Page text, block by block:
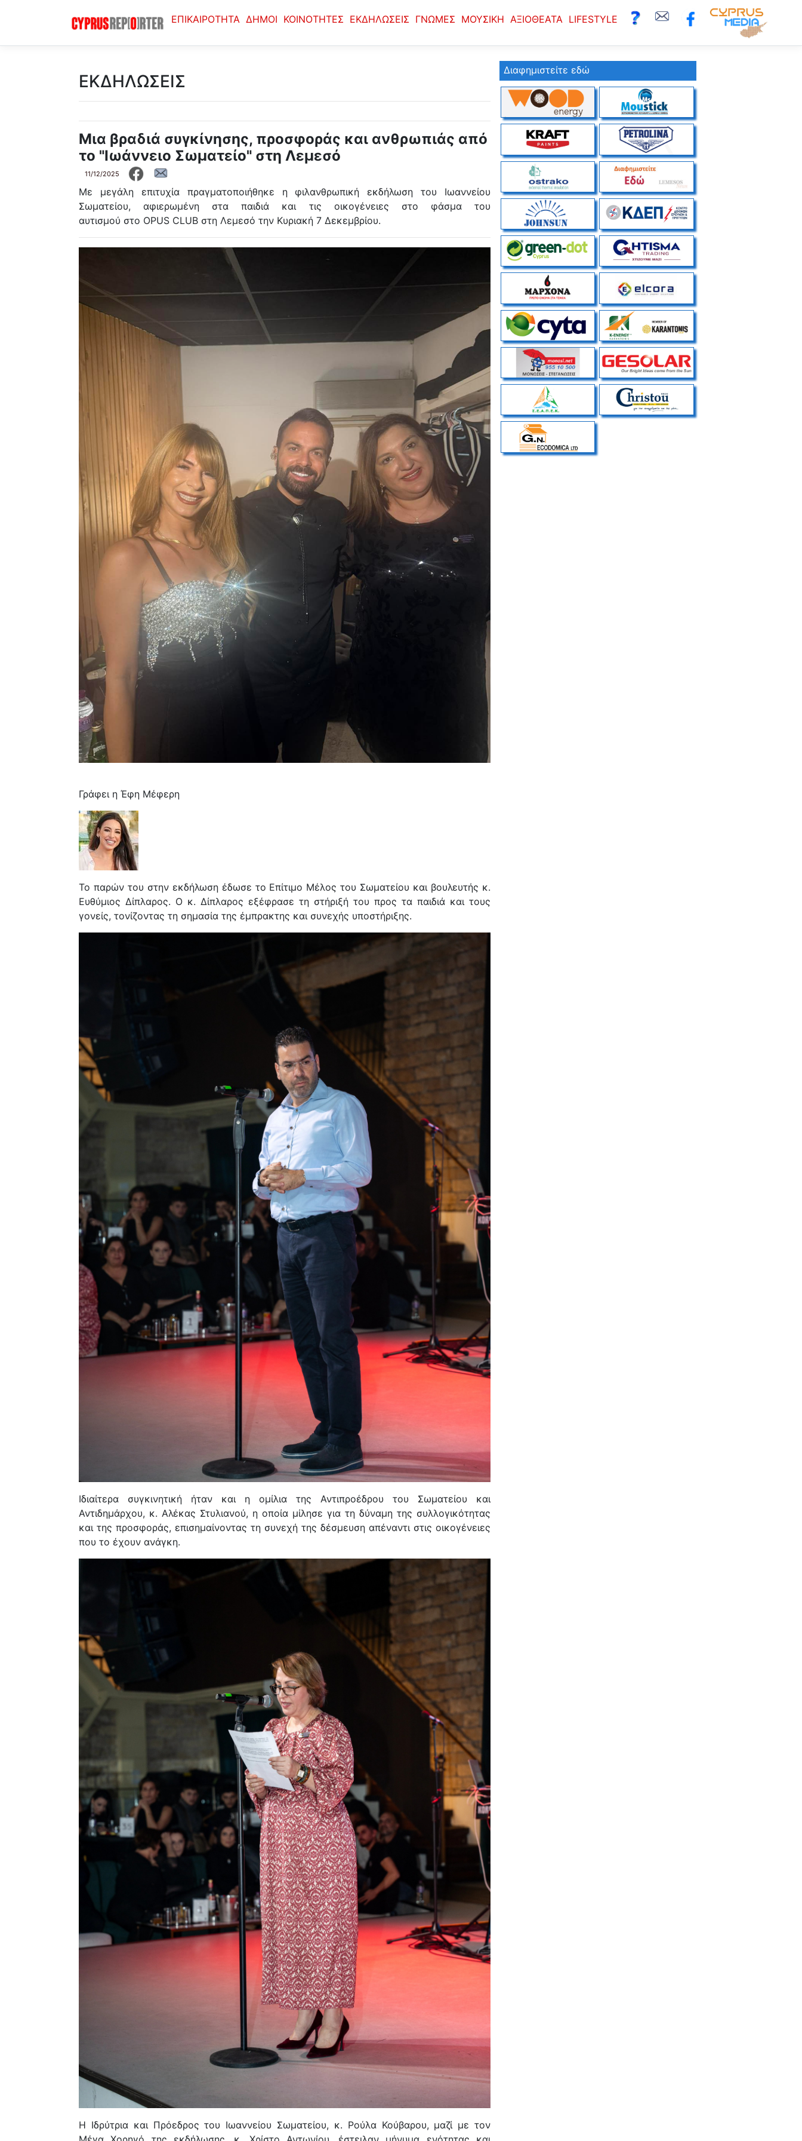
ΕΠΙΚΑΙΡΟΤΗΤΑ ΔΗΜΟΙ ΚΟΙΝΟΤΗΤΕΣ ΕΚΔΗΛΩΣΕΙΣ ΓΝΩΜΕΣ ΜΟΥΣΙΚΗ ΑΞΙΟΘΕΑΤΑ LIFESTYLE
ΕΚΔΗΛΩΣΕΙΣ
Μια βραδιά συγκίνησης, προσφοράς και ανθρωπιάς από
το "Ιωάννειο Σωματείο" στη Λεμεσό
11/12/2025
Με μεγάλη επιτυχία πραγματοποιήθηκε η φιλανθρωπική εκδήλωση του Ιωαννείου
Σωματείου, αφιερωμένη στα παιδιά και τις οικογένειες στο φάσμα του
αυτισμού στο OPUS CLUB στη Λεμεσό την Κυριακή 7 Δεκεμβρίου.
Γράφει η Έφη Μέφερη
Το παρών του στην εκδήλωση έδωσε το Επίτιμο Μέλος του Σωματείου και βουλευτής κ.
Ευθύμιος Δίπλαρος. Ο κ. Δίπλαρος εξέφρασε τη στήριξή του προς τα παιδιά και τους
γονείς, τονίζοντας τη σημασία της έμπρακτης και συνεχής υποστήριξης.
Ιδιαίτερα συγκινητική ήταν και η ομίλια της Αντιπροέδρου του Σωματείου και
Αντιδημάρχου, κ. Αλέκας Στυλιανού, η οποία μίλησε για τη δύναμη της συλλογικότητας
και της προσφοράς, επισημαίνοντας τη συνεχή της δέσμευση απέναντι στις οικογένειες
που το έχουν ανάγκη.
Η Ιδρύτρια και Πρόεδρος του Ιωαννείου Σωματείου, κ. Ρούλα Κούβαρου, μαζί με τον
Διαφημιστείτε εδώ